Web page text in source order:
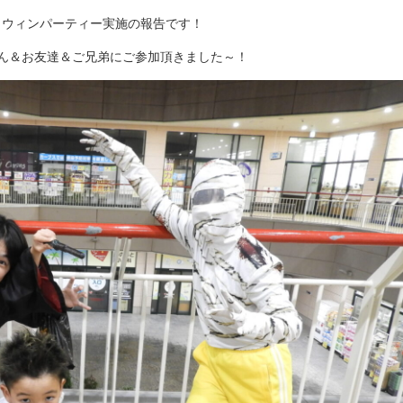
ィンパーティー実施の報告です！
お友達＆ご兄弟にご参加頂きました～！